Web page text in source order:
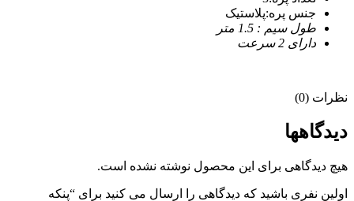
جنس پره:پلاستیک
طول سیم : 1.5 متر
دارای 2 سرعت
نظرات (0)
دیدگاهها
هیچ دیدگاهی برای این محصول نوشته نشده است.
اولین نفری باشید که دیدگاهی را ارسال می کنید برای “پنکه